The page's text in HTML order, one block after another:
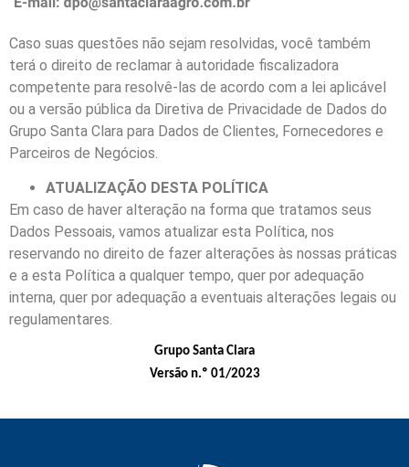
Caso suas questões não sejam resolvidas, você também
terá o direito de reclamar à autoridade fiscalizadora
competente para resolvê-las de acordo com a lei aplicável
ou a versão pública da Diretiva de Privacidade de Dados do
Grupo Santa Clara para Dados de Clientes, Fornecedores e
Parceiros de Negócios.
ATUALIZAÇÃO DESTA POLÍTICA
Em caso de haver alteração na forma que tratamos seus
Dados Pessoais, vamos atualizar esta Política, nos
reservando no direito de fazer alterações às nossas práticas
e a esta Política a qualquer tempo, quer por adequação
interna, quer por adequação a eventuais alterações legais ou
regulamentares.
Grupo Santa Clara
Versão n.º 01/2023